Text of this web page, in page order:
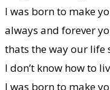
I was born to make
always and forever
thats the way our life
I don’t know how to
I was born to make